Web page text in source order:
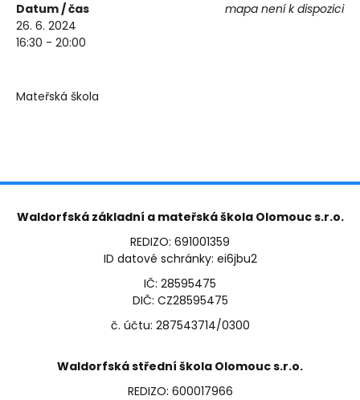
mapa není k dispozici
Datum / čas
26. 6. 2024
16:30 - 20:00
Mateřská škola
Waldorfská základní a mateřská škola Olomouc s.r.o.
REDIZO: 691001359
ID datové schránky: ei6jbu2
IČ: 28595475
DIČ: CZ28595475
č. účtu: 287543714/0300
Waldorfská střední škola Olomouc s.r.o.
REDIZO: 600017966